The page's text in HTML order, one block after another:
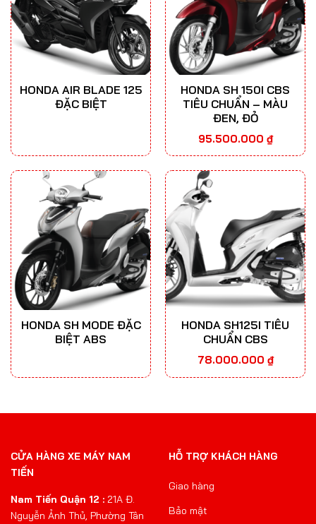
HONDA AIR BLADE 125
ĐẶC BIỆT
HONDA SH 150I CBS
TIÊU CHUẨN – MÀU
ĐEN, ĐỎ
95.500.000 ₫
HONDA SH MODE ĐẶC
BIỆT ABS
HONDA SH125I TIÊU
CHUẨN CBS
78.000.000 ₫
CỬA HÀNG XE MÁY NAM
TIẾN
Nam Tiến Quận 12 : 21A Đ.
Nguyễn Ảnh Thủ, Phường Tân
HỖ TRỢ KHÁCH HÀNG
Giao hàng
Bảo mật